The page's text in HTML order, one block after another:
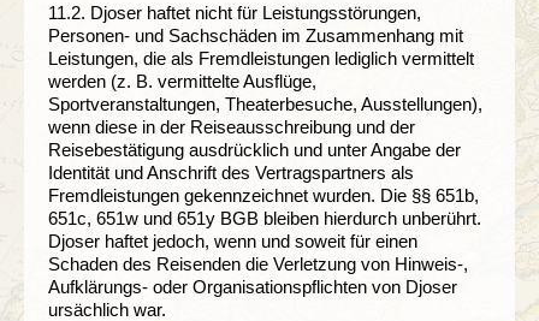
11.2. Djoser haftet nicht für Leistungsstörungen,
Personen- und Sachschäden im Zusammenhang mit
Leistungen, die als Fremdleistungen lediglich vermittelt
werden (z. B. vermittelte Ausflüge,
Sportveranstaltungen, Theaterbesuche, Ausstellungen),
wenn diese in der Reiseausschreibung und der
Reisebestätigung ausdrücklich und unter Angabe der
Identität und Anschrift des Vertragspartners als
Fremdleistungen gekennzeichnet wurden. Die §§ 651b,
651c, 651w und 651y BGB bleiben hierdurch unberührt.
Djoser haftet jedoch, wenn und soweit für einen
Schaden des Reisenden die Verletzung von Hinweis-,
Aufklärungs- oder Organisationspflichten von Djoser
ursächlich war.